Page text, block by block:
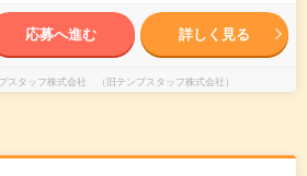
応募へ進む 詳しく見る
スタッフ株式会社 （旧テンプスタッフ株式会社）